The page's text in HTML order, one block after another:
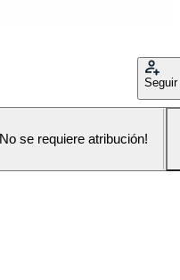
Seguir
No se requiere atribución!